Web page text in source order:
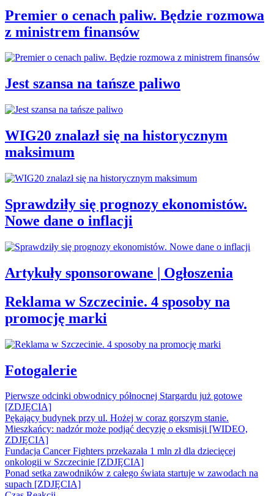
Premier o cenach paliw. Będzie rozmowa
z ministrem finansów
Jest szansa na tańsze paliwo
WIG20 znalazł się na historycznym
maksimum
Sprawdziły się prognozy ekonomistów.
Nowe dane o inflacji
Artykuły sponsorowane | Ogłoszenia
Reklama w Szczecinie. 4 sposoby na
promocję marki
Fotogalerie
Pierwsze odcinki obwodnicy północnej Stargardu już gotowe
[ZDJĘCIA]
Pękający budynek przy ul. Hożej w coraz gorszym stanie.
Mieszkańcy: nadzór może podjąć decyzję o eksmisji [WIDEO,
ZDJĘCIA]
Fundacja Cancer Fighters przekazała 1 mln zł dla dziecięcej
onkologii w Szczecinie [ZDJĘCIA]
Ponad setka zawodników z całego świata startuje w zawodach na
supach [ZDJĘCIA]